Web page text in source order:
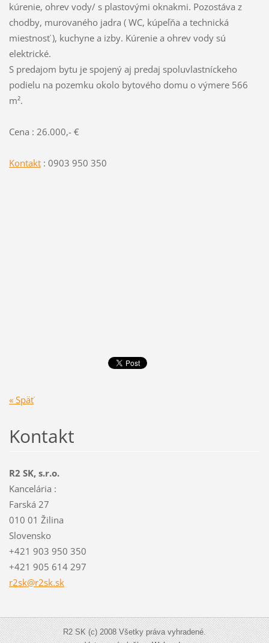
kúrenie, ohrev vody/ s plastovými oknakmi. Pozostáva z
chodby, murovaného jadra ( WC, kúpeľňa a technická
miestnosť ), kuchyne a izby. Kúrenie a ohrev vody sú
elektrické.
S predajom bytu je spojený aj predaj spoluvlastníckeho
podielu na pozemku okolo bytového domu o výmere 566
m².
Cena : 26.000,- €
Kontakt: 0903 950 350
« Späť
Kontakt
R2 SK, s.r.o.
Kancelária :
Farská 27
010 01 Žilina
Slovensko
+421 903 950 350
+421 905 614 297
r2sk@r2sk.sk
R2 SK (c) 2008 Všetky práva vyhradené.